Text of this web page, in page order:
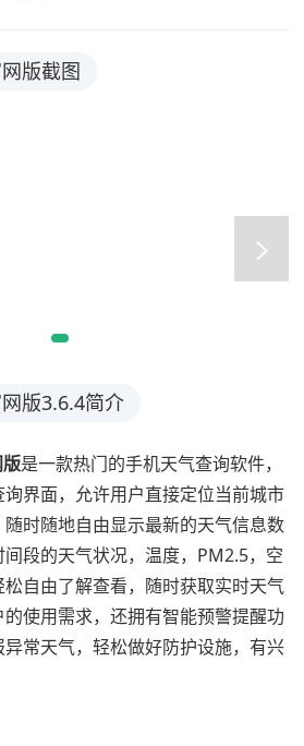
版截图
版3.6.4简介
是一款热门的手机天气查询软件，
界面，允许用户直接定位当前城市
时随地自由显示最新的天气信息数
段的天气状况，温度，PM2.5，空
自由了解查看，随时获取实时天气
使用需求，还拥有智能预警提醒功
常天气，轻松做好防护设施，有兴